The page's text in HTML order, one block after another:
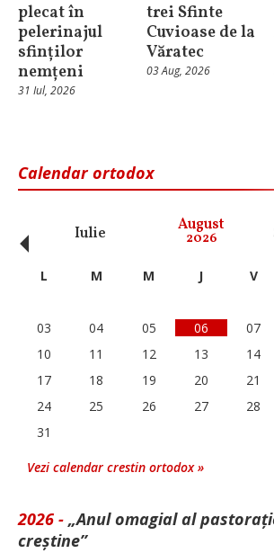
plecat în
pelerinajul
sfinților
nemțeni
31 Iul, 2026
trei Sfinte
Cuvioase de la
Văratec
03 Aug, 2026
Calendar ortodox
Iulie August
2026
‹ L M M J V
03
04 05 06 07
10
11 12 13 14
17
18 19 20 21
24
25 26 27 28
31
Vezi calendar crestin ortodox »
2026 - „Anul omagial al
creștine”